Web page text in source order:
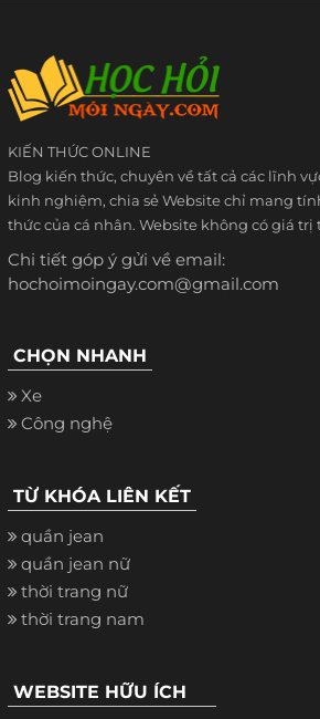
KIẾN THỨC ONLINE
Blog kiến thức, chuyên về tất cả các lĩnh
kinh nghiệm, chia sẻ Website chỉ mang
thức của cá nhân. Website không có giá trị
Chi tiết góp ý gửi về email:
hochoimoingay.com@gmail.com
CHỌN NHANH
Xe
Công nghệ
TỪ KHÓA LIÊN KẾT
quần jean
quần jean nữ
thời trang nữ
thời trang nam
WEBSITE HỮU ÍCH